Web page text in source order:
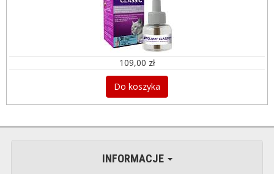
109,00 zł
Do koszyka
INFORMACJE